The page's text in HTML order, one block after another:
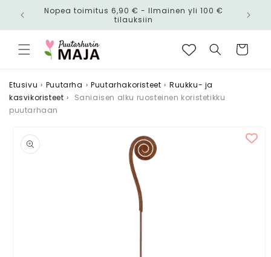
siirry
Nopea toimitus 6,90 € - Ilmainen yli 100 €
tilauksiin
Ostoskori
Etusivu › Puutarha › Puutarhakoristeet › Ruukku- ja
kasvikoristeet ›
Saniaisen alku ruosteinen koristetikku
puutarhaan
tuotetietoihin